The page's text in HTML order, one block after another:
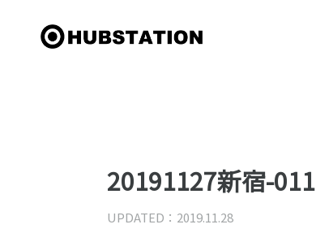
20191127新宿-011
UPDATED：2019.11.28